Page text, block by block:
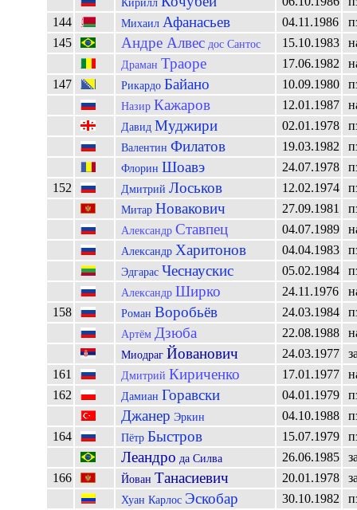
144
Михаил Афанасьев 04.11.1986
145
Андре Алвес дос Сантос 15.10.1983
ДраманТраоре 17.06.1982
147
Рикардо Байано 10.09.1980
Назир Кажаров 12.01.1987
Давид Муджири 02.01.1978
ВалентинФилатов 19.03.1982
Флорин Шоавэ 24.07.1978
152
ДмитрийЛоськов 12.02.1974
Митар Новакович 27.09.1981
АлександрСтавпец 04.07.1989
Александр Харитонов 04.04.1983
Эдгарас Чеснаускис 05.02.1984
Александр Ширко 24.11.1976
158
Роман Воробьёв 24.03.1984
Артём Дзюба 22.08.1988
Миодраг Йованович 24.03.1977
161
Дмитрий Кириченко 17.01.1977
162
Дамиан Горавски 04.01.1979
Джанер Эркин 04.10.1988
164
Пётр Быстров 15.07.1979
Леандро да Силва 26.06.1985
166
ЙованТанасиевич 20.01.1978
Хуан Карлос Эскобар 30.10.1982